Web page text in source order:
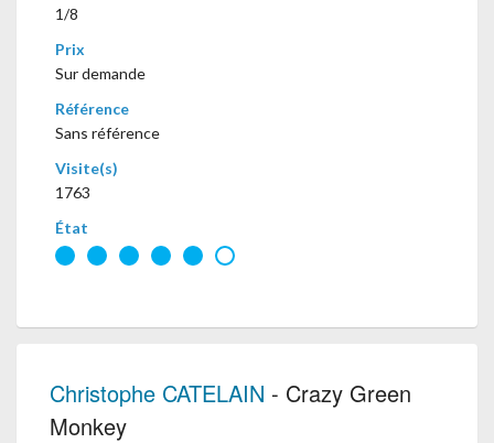
1/8
Prix
Sur demande
Référence
Sans référence
Visite(s)
1763
État
Christophe CATELAIN - Crazy Green
Monkey